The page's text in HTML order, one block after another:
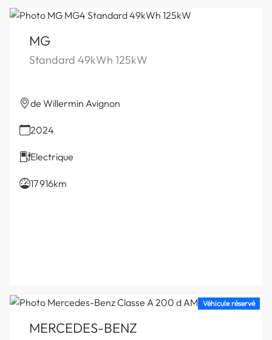
MG
Standard 49kWh 125kW
de Willermin Avignon
2024
Electrique
17 916km
Véhicule réservé
MERCEDES-BENZ